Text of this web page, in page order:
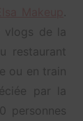
vlogs de la
restaurant
ou en train
par la
personnes